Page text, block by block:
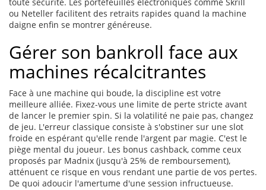
ou Neteller facilitent des retraits rapides quand la machine
daigne enfin se montrer généreuse.
Gérer son bankroll face aux
machines récalcitrantes
Face à une machine qui boude, la discipline est votre
meilleure alliée. Fixez-vous une limite de perte stricte avant
de lancer le premier spin. Si la volatilité ne paie pas, changez
de jeu. L'erreur classique consiste à s'obstiner sur une slot
froide en espérant qu'elle rende l'argent par magie. C'est le
piège mental du joueur. Les bonus cashback, comme ceux
proposés par Madnix (jusqu'à 25% de remboursement),
atténuent ce risque en vous rendant une partie de vos pertes.
De quoi adoucir l'amertume d'une session infructueuse.